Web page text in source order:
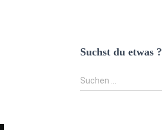
Suchst du etwas ?
S
u
Suchen …